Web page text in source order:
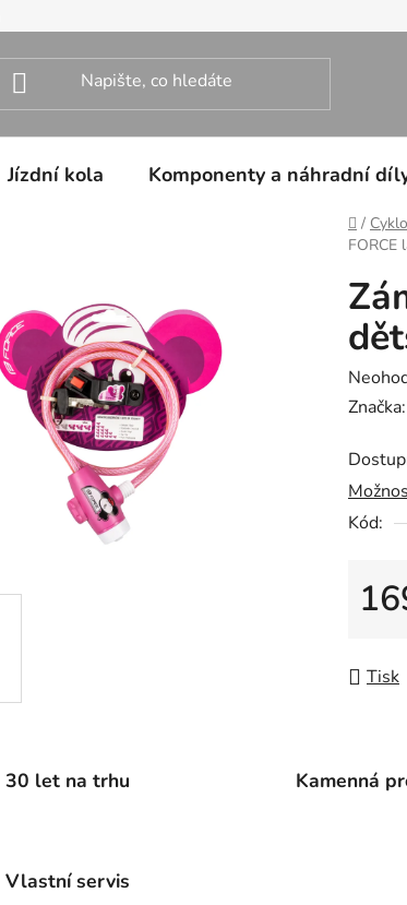
Jízdní kola Komponenty a náhradní
Domů
/
FORCE
je
0,0
z
Značka:
Kód:
Tisk
30 let na trhu Kamenná
Vlastní servis